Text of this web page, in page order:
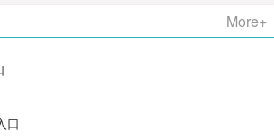
More+
口